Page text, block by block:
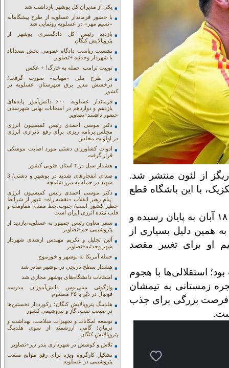
از لئون منتشر شد.
با این باشگاه قطع
نکته جالب اینجاست که فصل لیگ برتر مکزیک در ۱۸ آبان به پایان رسیده و
همین دلیل بسیاری از
او برای تغییر مقصد
استقلالی‌ها با هجوم
زمستانی به تیمشان
فرصت بزرگی برای جذب
یکی از مدیران کل بوشهر بازداشت شد
با حضور فرماندار عسلویه از طرح پیشگامانه
«نسیم مهر» در عسلویه رونمایی شد
بازدید رئیس کل دادگستری بوشهر از
پتروپالایش کنگان
نشست ریاست دادگاه عمومی بخش سعدآباد
با شهردار وحدتیه +تصاویر
توییت ترامپ: حمله به خارگ! + عکس
در طرح ملی «مهتاب» صورت گرفت؛
درخشش مدیر برق شهرستان عسلویه در
کشور
فرماندار عسلویه: ۶۰۰ دانش‌آموز پایه‌های
یازدهم و دوازدهم در امتحانات نهایی شهرستان
حضور داشتند+تصاویر
دکتر موسی احمدی رئیس کمیسیون انرژی
مجلس:برنامه ریزی برای رفع ناترازی انرژی
در اولویت مجلس
ادوات کشاورزان دشتی مورد اصابت موشکی
قرار گرفت
هشدار سیل در ۴ استان جنوبی کشور
صدای انفجارهای شدید در بوشهر و دشتی/ 3
شهید در حمله به مرز شلمچه
دکتر موسی احمدی رئیس کمیسیون انرژی
:پیام رهبر انقلاب «نقشه راه» عبور از شرایط
خطیر کشور است/ جنوب،خط مقدم مقاومت و
قلب تپنده انرژی ایران است
سفر معاون رئیس جمهور به عسلویه،بازدید از
پتروشیمی جم+تصاویر
آئین تجلیل و تکریم مهندس ارشدی شهردار
شهر وحدتیه+تصاویر
حمله آمریکا به بوشهر و خورموج
هشدار سطح نارنجی در بوشهر صادر شد
امتحانات دانشگاه‌های بوشهر مجازی شد
واژگونی مینی‌بوس دانش‌آموزان مدرسه
فوتبال در دیّر با ۲۵ مصدوم
هلدینگ پتروپالایش کنگان؛ رکورددار نخستین‌ها
در صنعت نفت، گاز و پتروشیمی کشور
توسعه امکانات و تجهیزات سلامت، بهداشت و
درمان؛ گامی ارزشمند از سوی هلدینگ
پتروپالایش کنگان
تلاش و کوشش در شهرداری بندر دیر+تصاویر
تشکیل کارگروه ویژه برای رفع موانع صنعت
پتروشیمی در عسلویه